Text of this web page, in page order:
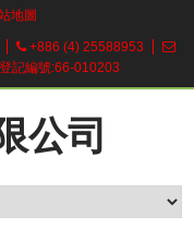
地圖
+886 (4) 25588953
記編號:66-010203
公司